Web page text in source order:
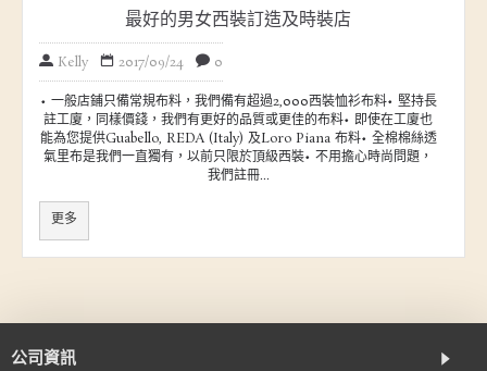
最好的男女西裝訂造及時裝店
Kelly 2017/09/24 0
• 一般店鋪只備常規布料，我們備有超過2,000西裝恤衫布料• 堅持長
註工廈，同樣價錢，我們有更好的品質或更佳的布料• 即使在工廈也
能為您提供Guabello, REDA (Italy) 及Loro Piana 布料• 全棉棉絲透
氣里布是我們一直獨有，以前只限於頂級西裝• 不用擔心時尚問題，
我們註冊...
更多
公司資訊